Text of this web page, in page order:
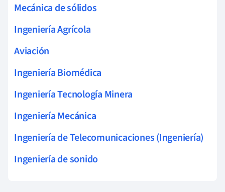
Mecánica de sólidos
Ingeniería Agrícola
Aviación
Ingeniería Biomédica
Ingeniería Tecnología Minera
Ingeniería Mecánica
Ingeniería de Telecomunicaciones (Ingeniería)
Ingeniería de sonido